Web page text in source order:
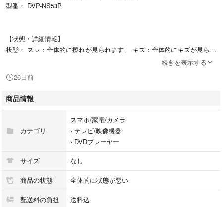
型番： DVP-NS53P
【状態・詳細情報】
状態： スレ：全体的に擦れが見られます、 キズ：全体的にキズが見られ
ます、 汚れ：使用に伴う汚れが見られます、 通電のみ：通電のみ確認済
中古品特有の使用感がございます。
状態の感じ方には個人差がございますので、画像・説明をよくご確認いた
だき、ご理解の上でご検討ください。
【状態・その他備考】
サイズ：430×43×208 mm
この度は当店の商品をご覧いただき、誠にありがとうございます。
当店はリユースショップとして、「まだ使える価値あるモノ」を次のお客
様へお届けすることを目的に、日々取り組んでおります。
中古品を安心してお迎えいただくために、以下の内容をご確認のうえご購
続きを表示する
26日前
商品情報
カテゴリ
スマホ/家電/カメラ
› テレビ/映像機器
› DVDプレーヤー
サイズ なし
商品の状態 全体的に状態が悪い
配送料の負担 送料込